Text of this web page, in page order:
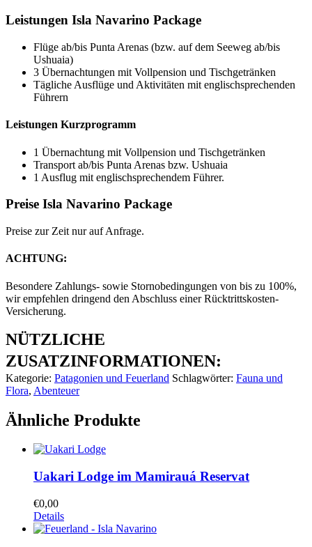
Leistungen Isla Navarino Package
Flüge ab/bis Punta Arenas (bzw. auf dem Seeweg ab/bis
Ushuaia)
3 Übernachtungen mit Vollpension und Tischgetränken
Tägliche Ausflüge und Aktivitäten mit englischsprechenden
Führern
Leistungen Kurzprogramm
1 Übernachtung mit Vollpension und Tischgetränken
Transport ab/bis Punta Arenas bzw. Ushuaia
1 Ausflug mit englischsprechendem Führer.
Preise Isla Navarino Package
Preise zur Zeit nur auf Anfrage.
ACHTUNG:
Besondere Zahlungs- sowie Stornobedingungen von bis zu 100%,
wir empfehlen dringend den Abschluss einer Rücktrittskosten-
Versicherung.
NÜTZLICHE
ZUSATZINFORMATIONEN:
Kategorie: Patagonien und Feuerland Schlagwörter: Fauna und
Flora, Abenteuer
Ähnliche Produkte
Uakari Lodge im Mamirauá Reservat
€0,00
Details